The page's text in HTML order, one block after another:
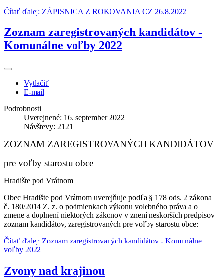
Čítať ďalej: ZÁPISNICA Z ROKOVANIA OZ 26.8.2022
Zoznam zaregistrovaných kandidátov -
Komunálne voľby 2022
Vytlačiť
E-mail
Podrobnosti
Uverejnené: 16. september 2022
Návštevy: 2121
ZOZNAM ZAREGISTROVANÝCH KANDIDÁTOV
pre voľby starostu obce
Hradište pod Vrátnom
Obec Hradište pod Vrátnom uverejňuje podľa § 178 ods. 2 zákona
č. 180/2014 Z. z. o podmienkach výkonu volebného práva a o
zmene a doplnení niektorých zákonov v znení neskorších predpisov
zoznam kandidátov, zaregistrovaných pre voľby starostu obce:
Čítať ďalej: Zoznam zaregistrovaných kandidátov - Komunálne
voľby 2022
Zvony nad krajinou